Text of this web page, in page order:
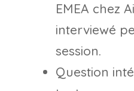
EMEA chez
interviewé
session.
Question